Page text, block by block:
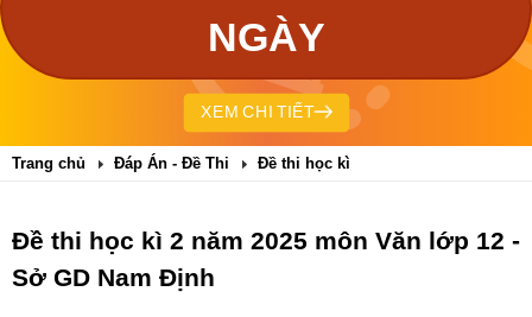
NGÀY
XEM CHI TIẾT
Trang chủ Đáp Án - Đề Thi Đề thi học kì
Đề thi học kì 2 năm 2025 môn Văn lớp 12 -
Sở GD Nam Định